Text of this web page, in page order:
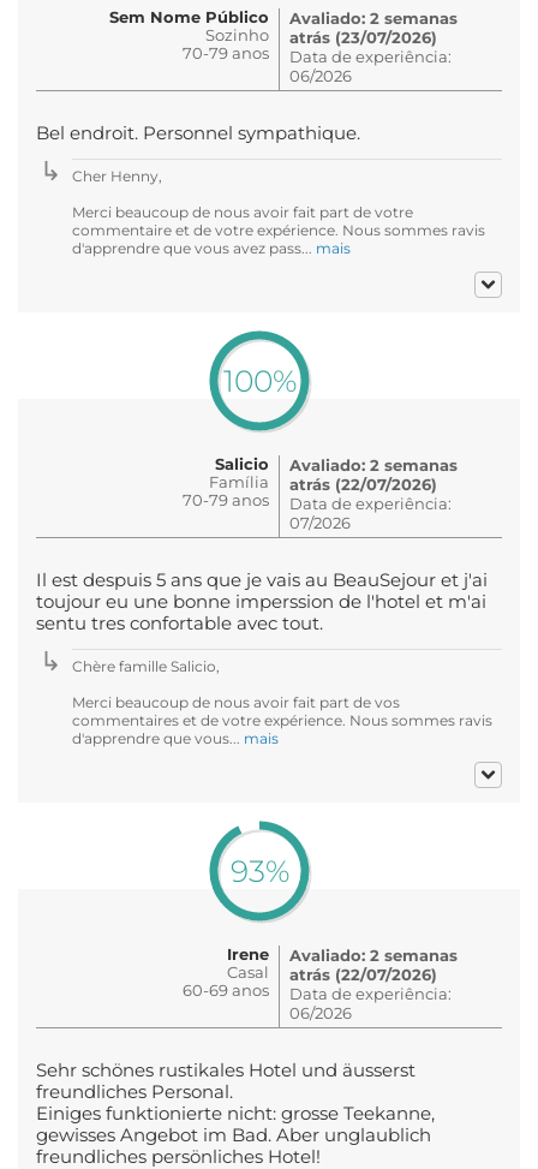
Sem Nome Público
Sozinho
70-79 anos
Avaliado: 2 semanas
atrás (23/07/2026)
Data de experiência:
06/2026
Bel endroit. Personnel sympathique.
Cher Henny,
Merci beaucoup de nous avoir fait part de votre
commentaire et de votre expérience. Nous sommes ravis
d'apprendre que vous avez pass... mais
100%
Salicio
Família
70-79 anos
Avaliado: 2 semanas
atrás (22/07/2026)
Data de experiência:
07/2026
Il est despuis 5 ans que je vais au BeauSejour et j'ai
toujour eu une bonne imperssion de l'hotel et m'ai
sentu tres confortable avec tout.
Chère famille Salicio,
Merci beaucoup de nous avoir fait part de vos
commentaires et de votre expérience. Nous sommes ravis
d'apprendre que vous... mais
93%
Irene
Casal
60-69 anos
Avaliado: 2 semanas
atrás (22/07/2026)
Data de experiência:
06/2026
Sehr schönes rustikales Hotel und äusserst
freundliches Personal.
Einiges funktionierte nicht: grosse Teekanne,
gewisses Angebot im Bad. Aber unglaublich
freundliches persönliches Hotel!